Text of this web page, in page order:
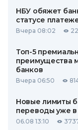
НБУ обяжет
статусе
Вчера 08:02
Топ-5
преимущества
банков
Вчера 06:50
Новые лимиты
переводы уже в
06.08 13:10